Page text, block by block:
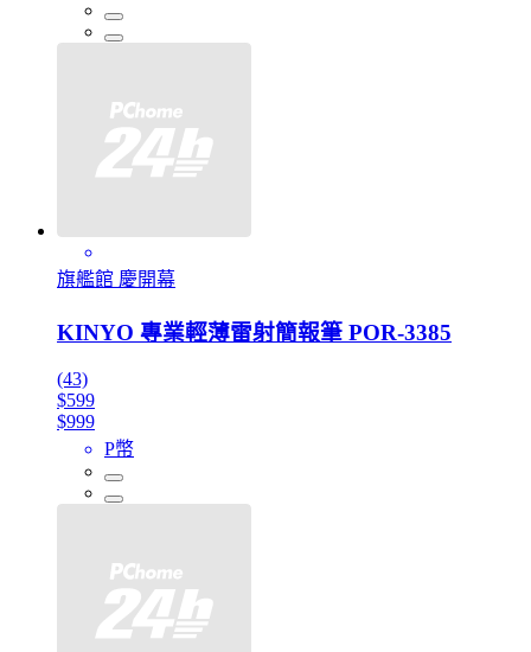
旗艦館 慶開幕
KINYO 專業輕薄雷射簡報筆 POR-3385
(43)
$599
$999
P幣